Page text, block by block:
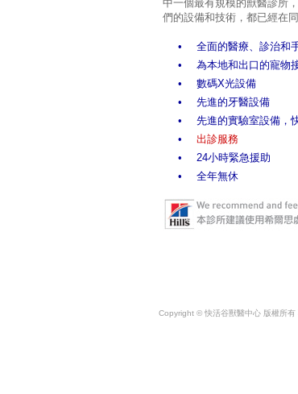
中一個最有規模的獸醫診所
們的設備和技術，都已經在
•
全面的醫療、診治和
•
為本地和出口的寵物
•
數碼X光設備
•
先進的牙醫設備
•
先進的實驗室設備，
•
出診服務
•
24小時緊急援助
•
全年無休
Copyright © 快活谷獸醫中心 版權所有